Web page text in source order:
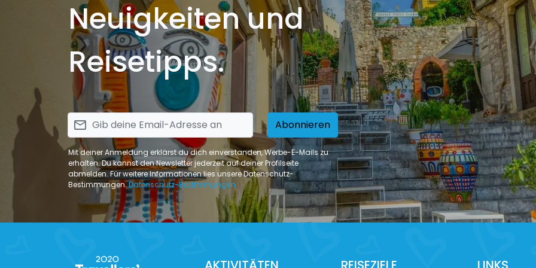
Neuigkeiten und
Reisetipps.
email Abonnieren
Mit deiner Anmeldung erklärst du dich einverstanden, Werbe-E-Mails zu
erhalten. Du kannst den Newsletter jederzeit auf deiner Profilseite
abmelden. Für weitere Informationen lies unsere Datenschutz-
Bestimmungen.Datenschutz-Bestimmungen